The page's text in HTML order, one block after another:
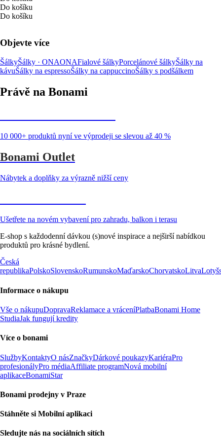
Do košíku
Do košíku
Objevte více
ŠálkyŠálky · ONAONAFialové šálkyPorcelánové šálkyŠálky na
kávuŠálky na espressoŠálky na cappuccinoŠálky s podšálkem
Právě na Bonami
10 000+ produktů nyní ve výprodeji se slevou až 40 %
Bonami Outlet
Nábytek a doplňky za výrazně nižší ceny
Ušetřete na novém vybavení pro zahradu, balkon i terasu
E-shop s každodenní dávkou (s)nové inspirace a nejširší nabídkou
produktů pro krásné bydlení.
Česká
republikaPolskoSlovenskoRumunskoMaďarskoChorvatskoLitva
Informace o nákupu
Vše o nákupuDopravaReklamace a vráceníPlatbaBonami Home
StudiaJak fungují kredity
Více o bonami
SlužbyKontaktyO násZnačkyDárkové poukazyKariéraPro
profesionályPro médiaAffiliate programNová mobilní
aplikaceBonamiStar
Bonami prodejny v Praze
Stáhněte si Mobilní aplikaci
Sledujte nás na sociálních sítích